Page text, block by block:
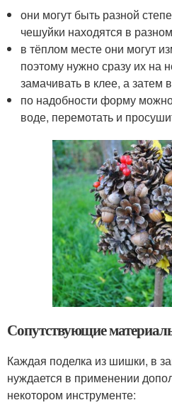
они могут быть разной
чешуйки находятся в
в тёплом месте они могут
поэтому нужно сразу их на
замачивать в клее, а затем
по надобности форму
воде, перемотать и
Сопутствующие
Каждая поделка из шишки, в
нуждается в применении
некотором инструменте: